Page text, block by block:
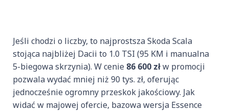
Jeśli chodzi o liczby, to najprostsza Skoda Scala
stojąca najbliżej Dacii to 1.0 TSI (95 KM i manualna
5-biegowa skrzynia). W cenie 86 600 złw promocji
pozwala wydać mniej niż 90 tys. zł, oferując
jednocześnie ogromny przeskok jakościowy. Jak
widać w majowej ofercie, bazowa wersja Essence